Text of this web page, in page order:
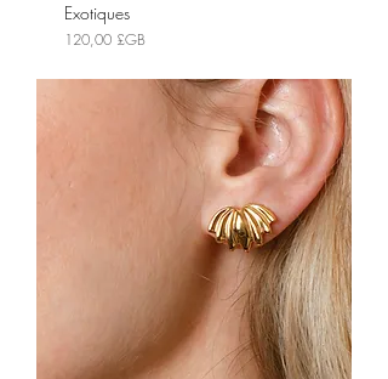
Exotiques
Prix
120,00 £GB